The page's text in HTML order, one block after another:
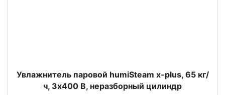
Увлажнитель паровой humiSteam x-plus, 65 кг/
ч, 3х400 В, неразборный цилиндр